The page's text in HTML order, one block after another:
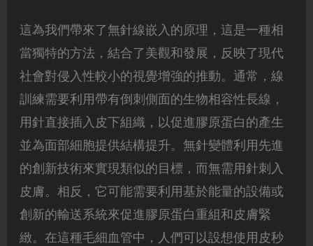
這為我們帶來了無針線嵌入的原理，這是一種相
當獨特的方法，結合了美觀和發展，反映了現代
社會對侵入性較小的視覺增強的推動。通常，線
訓練需要利用帶有倒刺側面的生物相容性長線，
用針直接插入皮下組織，以促進膠原蛋白的產生
並為面部細胞提供結構提升。無針變體利用先進
的創新技術來實現類似的目標，而無需用針刺入
皮膚。相反，它可能需要利用基於能量的設備或
創新的輸送系統來促進膠原蛋白重組和皮膚緊
緻。在這種毛細血管中，人們可以設想使用皮秒